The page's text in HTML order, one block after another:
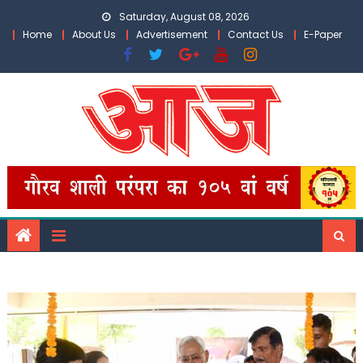
Saturday, August 08, 2026
Home
About Us Advertisement Contact Us E-Paper